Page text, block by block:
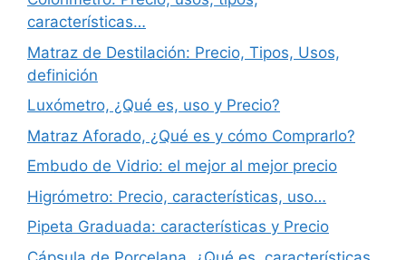
características…
Matraz de Destilación: Precio, Tipos, Usos,
definición
Luxómetro, ¿Qué es, uso y Precio?
Matraz Aforado, ¿Qué es y cómo Comprarlo?
Embudo de Vidrio: el mejor al mejor precio
Higrómetro: Precio, características, uso…
Pipeta Graduada: características y Precio